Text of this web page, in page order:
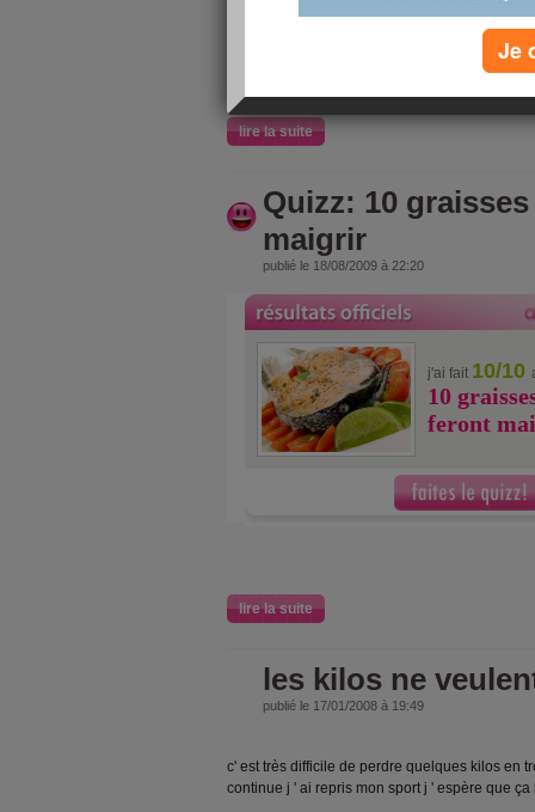
lire la suite
Quizz: 10
maigrir
publié le 18/08/2009 à 22:20
j'ai fait 10/10
10
feront
lire la suite
les kilos ne
publié le 17/01/2008 à 19:49
c' est très difficile de perdre quelques kilos en
continue j ' ai repris mon sport j ' espère que
Je